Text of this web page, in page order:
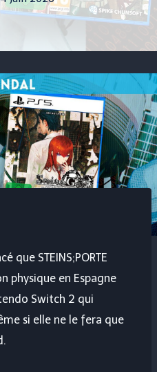
que STEINS;PORTE
physique en Espagne
Switch 2 qui
si elle ne le fera que